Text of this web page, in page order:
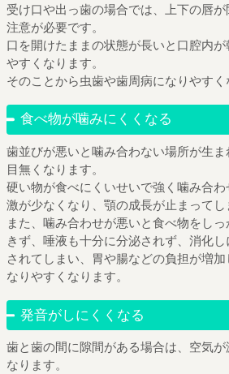
受け口や出っ歯の場合では、上下の唇
注意が必要です。
口を開けたままの状態が長いと口腔内
やすくなります。
そのことから虫歯や歯周病になりやすく
食べ物が噛みにくくなる
歯並びが悪いと噛み合わない場所が生
目無くなります。
硬い物が食べにくいせいで強く噛み合
激が少なくなり、顎の成長が止まってし
また、噛み合わせが悪いと食べ物をし
きず、唾液も十分に分泌されず、消化
されてしまい、胃や腸などの負担が増
なりやすくなります。
発音がしにくくなる
歯と歯の間に隙間がある場合は、空気が
なります。